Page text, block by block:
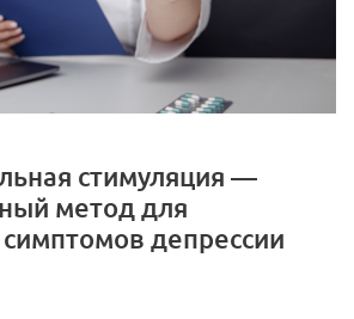
стимуляция —
метод для
депрессии